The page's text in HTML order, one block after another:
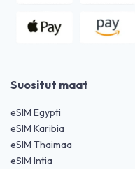
Suositut maat
eSIM Egypti
eSIM Karibia
eSIM Thaimaa
eSIM Intia